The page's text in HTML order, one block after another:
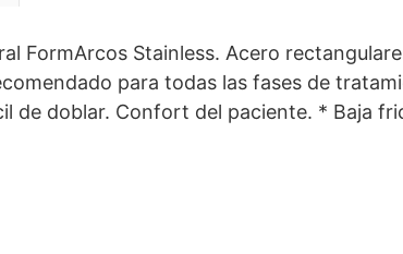
FormArcos Stainless. Acero
para todas las fases de
de doblar. Confort del paciente. * Baja